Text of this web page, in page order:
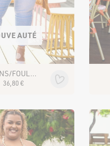
JEANS/FOULARD AORYN SN005-1
36 80 €